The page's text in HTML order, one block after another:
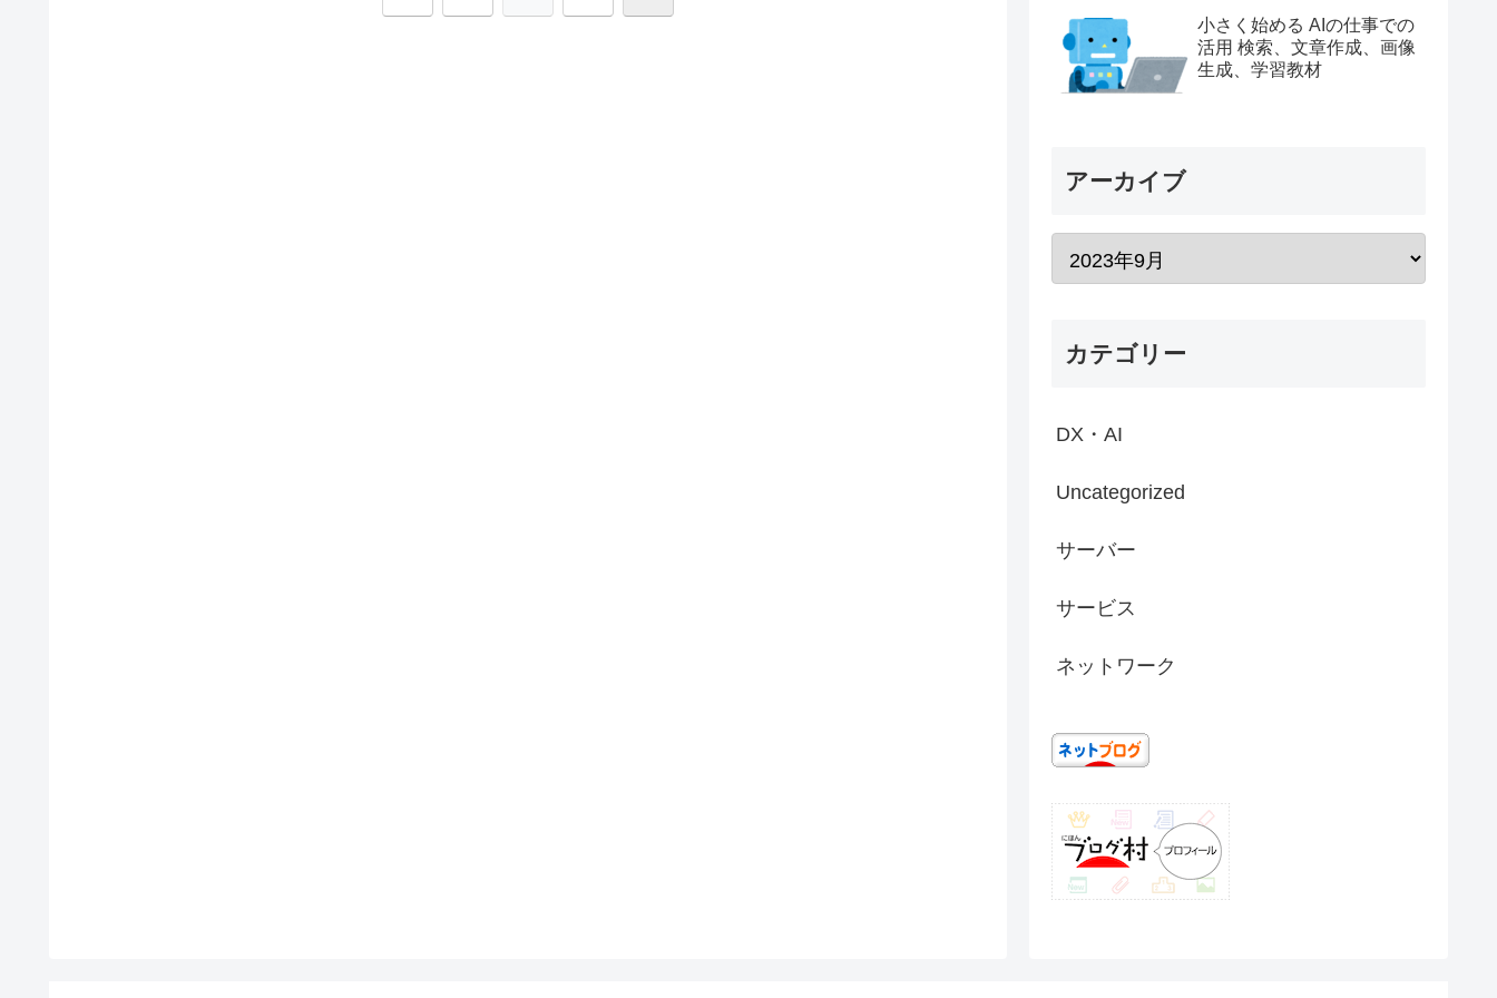
のも嬉しい
小さく始める AIの仕事での
活用 検索、文章作成、画像
生成、学習教材
アーカイブ
カテゴリー
DX・AI
Uncategorized
サーバー
サービス
ネットワーク